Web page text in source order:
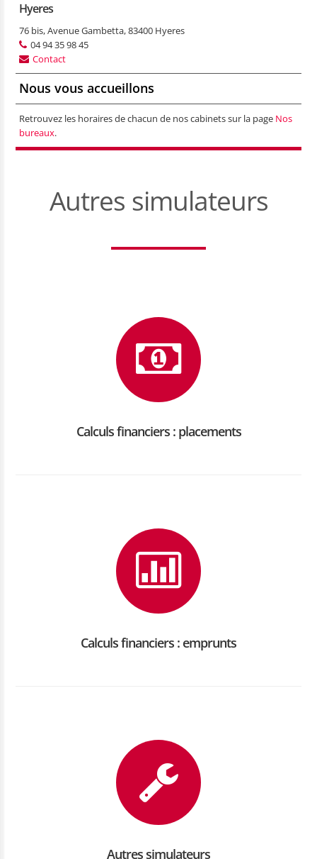
Hyeres
76 bis, Avenue Gambetta, 83400 Hyeres
04 94 35 98 45
Contact
Nous vous accueillons
Retrouvez les horaires de chacun de nos cabinets sur la page Nos
bureaux.
Autres simulateurs
Calculs financiers : placements
Calculs financiers : emprunts
Autres simulateurs